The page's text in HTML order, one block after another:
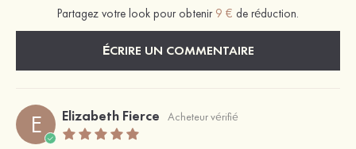
Partagez votre look pour obtenir 9 € de réduction.
ÉCRIRE UN COMMENTAIRE
E Elizabeth Fierce Acheteur vérifié